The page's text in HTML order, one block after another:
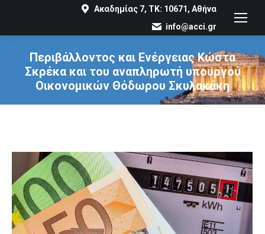
Ακαδημίας 7, ΤΚ: 10671, Αθήνα
info@acci.gr
Περιβάλλοντος και Ενέργειας Κώστα
Σκρέκα και του αναπληρωτή υπουργού
Οικονομικών Θόδωρου Σκυλακάκη
You are here: